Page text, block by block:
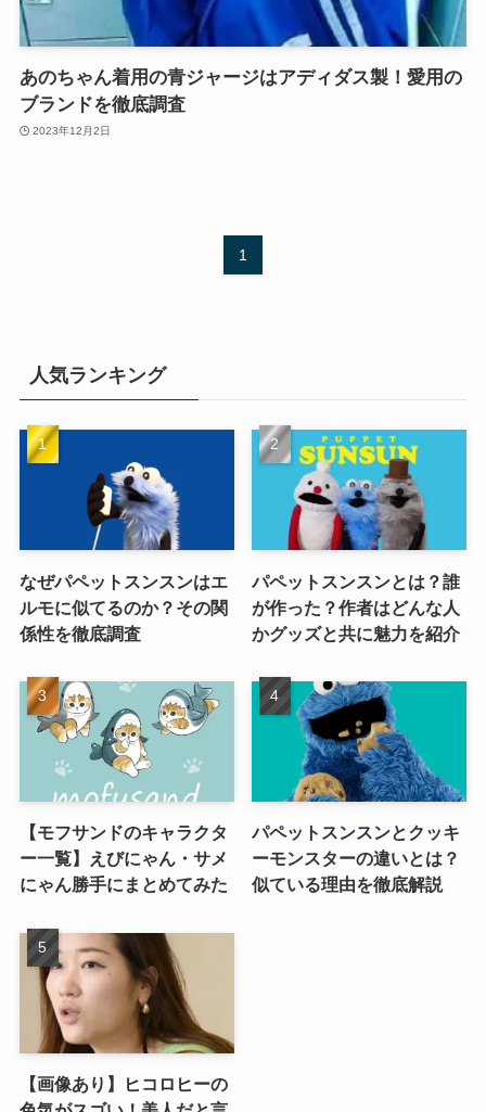
あのちゃん着用の青ジャージはアディダス製！愛用の
ブランドを徹底調査
2023年12月2日
1
人気ランキング
なぜパペットスンスンはエ
ルモに似てるのか？その関
係性を徹底調査
パペットスンスンとは？誰
が作った？作者はどんな人
かグッズと共に魅力を紹介
【モフサンドのキャラクタ
ー一覧】えびにゃん・サメ
にゃん勝手にまとめてみた
パペットスンスンとクッキ
ーモンスターの違いとは？
似ている理由を徹底解説
【画像あり】ヒコロヒーの